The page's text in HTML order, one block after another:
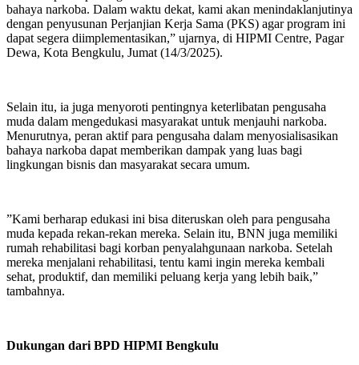
bahaya narkoba. Dalam waktu dekat, kami akan menindaklanjutinya
dengan penyusunan Perjanjian Kerja Sama (PKS) agar program ini
dapat segera diimplementasikan,” ujarnya, di HIPMI Centre, Pagar
Dewa, Kota Bengkulu, Jumat (14/3/2025).
‎Selain itu, ia juga menyoroti pentingnya keterlibatan pengusaha
muda dalam mengedukasi masyarakat untuk menjauhi narkoba.
Menurutnya, peran aktif para pengusaha dalam menyosialisasikan
bahaya narkoba dapat memberikan dampak yang luas bagi
lingkungan bisnis dan masyarakat secara umum.
‎”Kami berharap edukasi ini bisa diteruskan oleh para pengusaha
muda kepada rekan-rekan mereka. Selain itu, BNN juga memiliki
rumah rehabilitasi bagi korban penyalahgunaan narkoba. Setelah
mereka menjalani rehabilitasi, tentu kami ingin mereka kembali
sehat, produktif, dan memiliki peluang kerja yang lebih baik,”
tambahnya.
‎Dukungan dari BPD HIPMI Bengkulu